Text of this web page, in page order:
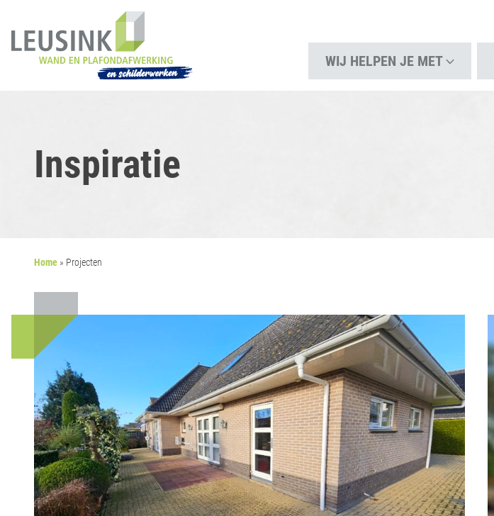
WIJ HELPEN JE MET
Inspiratie
Home » Projecten